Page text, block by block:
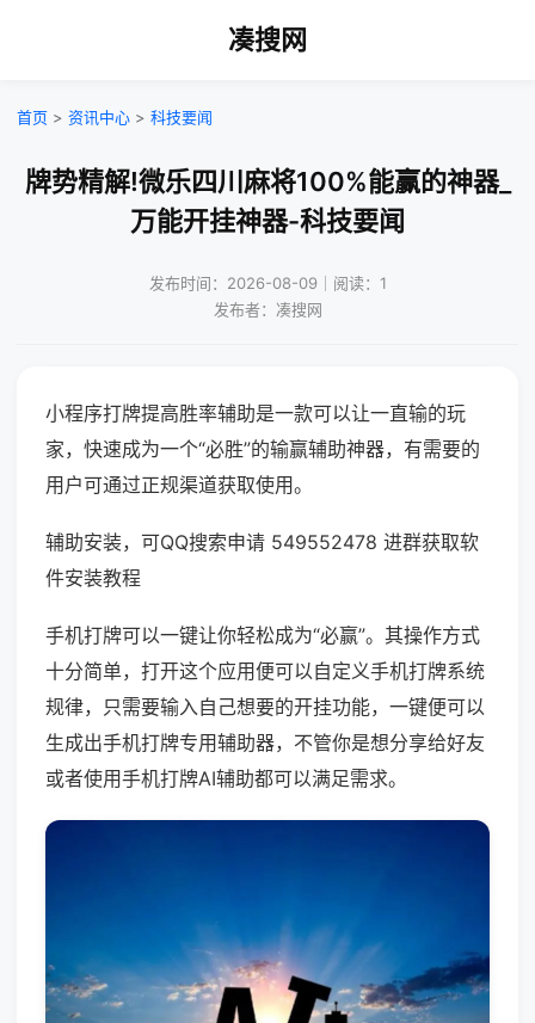
凑搜网
首页 > 资讯中心 > 科技要闻
牌势精解!微乐四川麻将100%能赢的神器_
万能开挂神器-科技要闻
发布时间：2026-08-09｜阅读：1
发布者：凑搜网
小程序打牌提高胜率辅助是一款可以让一直输的玩
家，快速成为一个“必胜”的输赢辅助神器，有需要的
用户可通过正规渠道获取使用。
辅助安装，可QQ搜索申请 549552478 进群获取软
件安装教程
手机打牌可以一键让你轻松成为“必赢”。其操作方式
十分简单，打开这个应用便可以自定义手机打牌系统
规律，只需要输入自己想要的开挂功能，一键便可以
生成出手机打牌专用辅助器，不管你是想分享给好友
或者使用手机打牌AI辅助都可以满足需求。